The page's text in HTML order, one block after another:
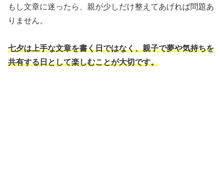
もし文章に迷ったら、親が少しだけ整えてあげれば問題あ
りません。
七夕は上手な文章を書く日ではなく、親子で夢や気持ちを
共有する日として楽しむことが大切です。